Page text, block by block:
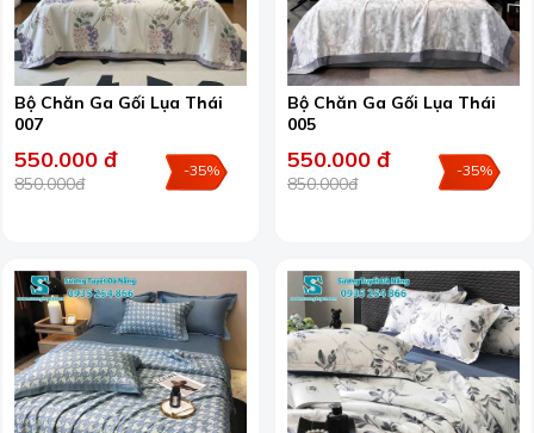
Bộ Chăn Ga Gối Lụa Thái
007
550.000 đ
850.000đ
-35%
Bộ Chăn Ga Gối Lụa Thái
005
550.000 đ
850.000đ
-35%